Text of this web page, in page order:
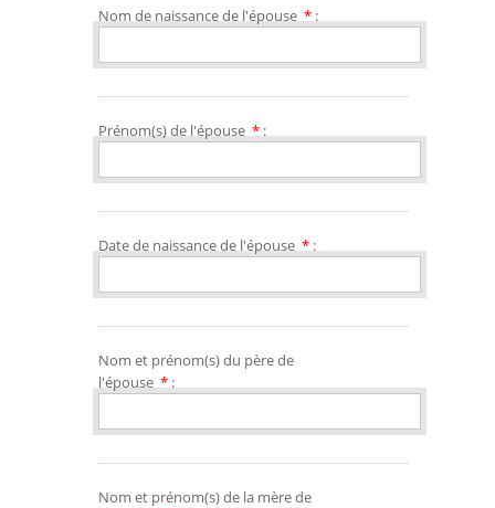
Nom de naissance de l'épouse * :
Prénom(s) de l'épouse * :
Date de naissance de l'épouse * :
Nom et prénom(s) du père de
l'épouse * :
Nom et prénom(s) de la mère de